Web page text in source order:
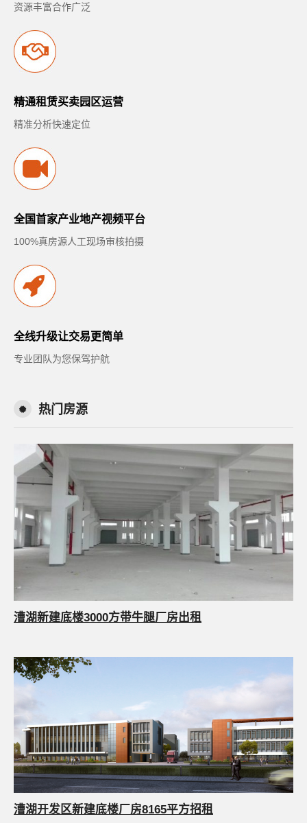
资源丰富合作广泛
精通租赁买卖园区运营
精准分析快速定位
全国首家产业地产视频平台
100%真房源人工现场审核拍摄
全线升级让交易更简单
专业团队为您保驾护航
热门房源
漕湖新建底楼3000方带牛腿厂房出租
漕湖开发区新建底楼厂房8165平方招租